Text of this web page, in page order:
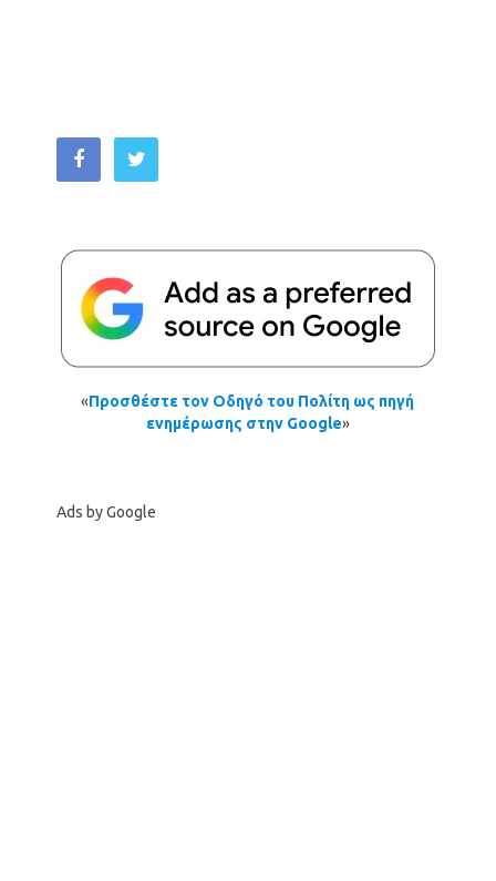
«Προσθέστε τον Οδηγό του Πολίτη ως πηγή
ενημέρωσης στην Google»
Ads by Google